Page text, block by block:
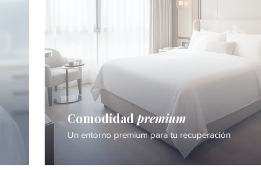
Comodidad premium
Un entorno premium para tu recuperación